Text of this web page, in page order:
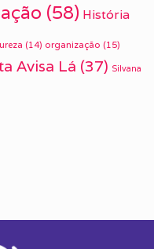
(58) História
(14) organização (15)
Avisa Lá (37) Silvana